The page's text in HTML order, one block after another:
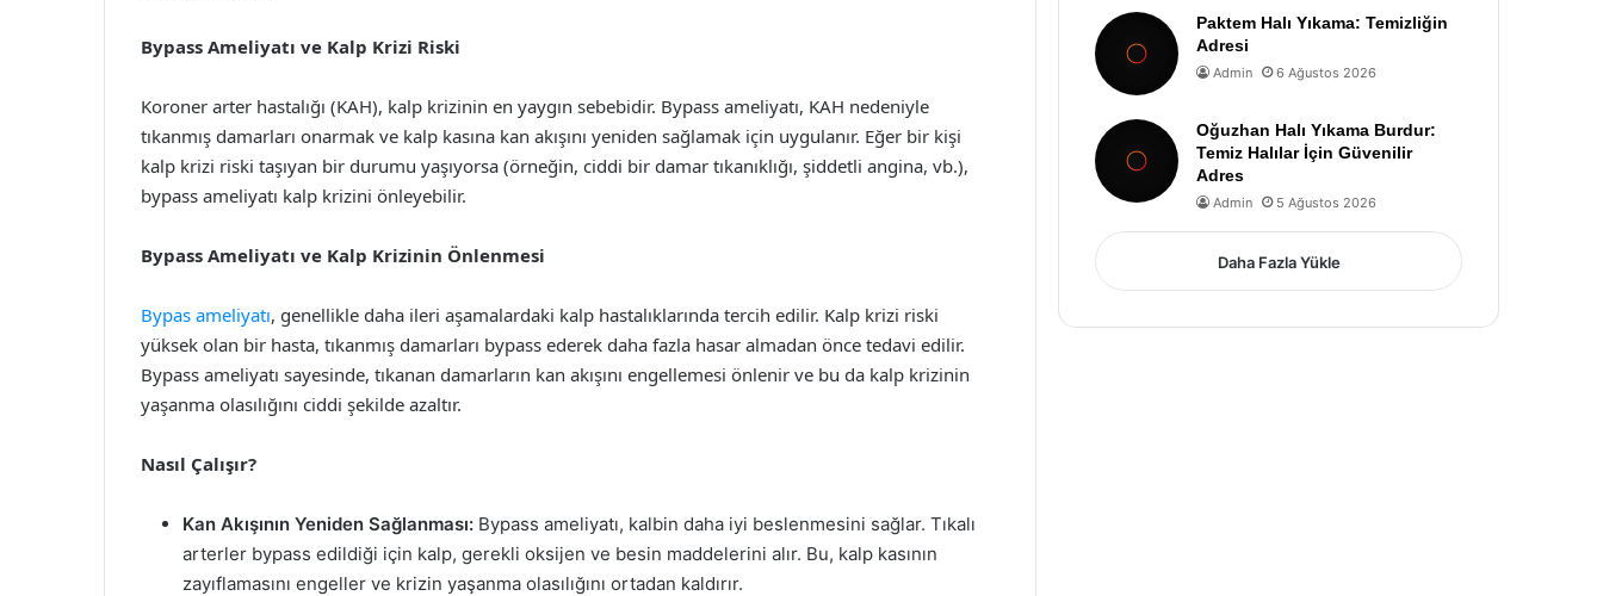
Bypass Ameliyatı ve Kalp Krizi Riski
Koroner arter hastalığı (KAH), kalp krizinin en yaygın sebebidir. Bypass ameliyatı, KAH nedeniyle
tıkanmış damarları onarmak ve kalp kasına kan akışını yeniden sağlamak için uygulanır. Eğer bir kişi
kalp krizi riski taşıyan bir durumu yaşıyorsa (örneğin, ciddi bir damar tıkanıklığı, şiddetli angina, vb.),
bypass ameliyatı kalp krizini önleyebilir.
Bypass Ameliyatı ve Kalp Krizinin Önlenmesi
Bypas ameliyatı, genellikle daha ileri aşamalardaki kalp hastalıklarında tercih edilir. Kalp krizi riski
yüksek olan bir hasta, tıkanmış damarları bypass ederek daha fazla hasar almadan önce tedavi edilir.
Bypass ameliyatı sayesinde, tıkanan damarların kan akışını engellemesi önlenir ve bu da kalp krizinin
yaşanma olasılığını ciddi şekilde azaltır.
Nasıl Çalışır?
Kan Akışının Yeniden Sağlanması: Bypass ameliyatı, kalbin daha iyi beslenmesini sağlar. Tıkalı
arterler bypass edildiği için kalp, gerekli oksijen ve besin maddelerini alır. Bu, kalp kasının
zayıflamasını engeller ve krizin yaşanma olasılığını ortadan kaldırır.
Paktem Halı Yıkama: Temizliğin
Adresi
Admin 6 Ağustos 2026
Oğuzhan Halı Yıkama Burdur:
Temiz Halılar İçin Güvenilir
Adres
Admin 5 Ağustos 2026
Daha Fazla Yükle